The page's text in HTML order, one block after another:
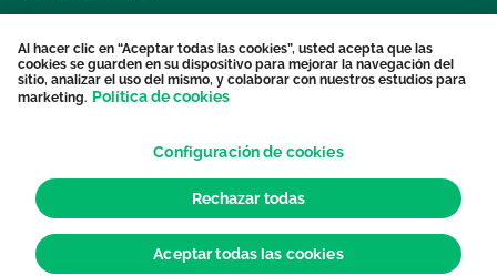
Protección datos personales
Contacto
Al hacer clic en “Aceptar todas las cookies”, usted acepta que las
cookies se guarden en su dispositivo para mejorar la navegación del
sitio, analizar el uso del mismo, y colaborar con nuestros estudios para
marketing. Política de cookies
Configuración de cookies
Rechazar todas
Aceptar todas las cookies